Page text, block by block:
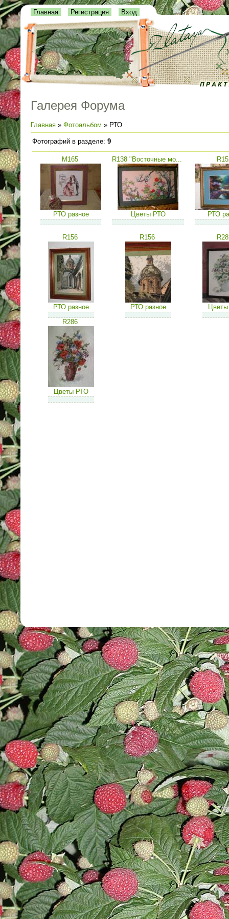
Главная Регистрация Вход
Галерея Форума
Главная » Фотоальбом » РТО
Фотографий в разделе: 9
M165
РТО разное
R138 "Восточные мо...
Цветы РТО РТО
R156
РТО разное
R156
РТО разное
R286
Цветы РТО